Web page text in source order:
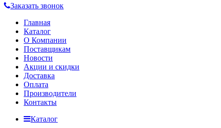
Заказать звонок
Главная
Каталог
О Компании
Поставщикам
Новости
Акции и скидки
Доставка
Оплата
Производители
Контакты
Каталог